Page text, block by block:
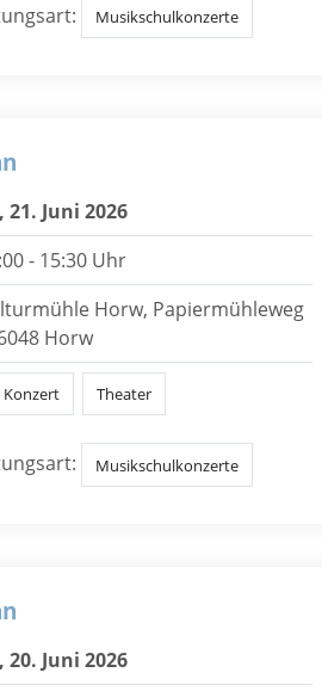
Musikschulkonzerte
21. Juni 2026
- 15:30 Uhr
Horw, Papiermühleweg
Horw
Konzert Theater
Musikschulkonzerte
20. Juni 2026